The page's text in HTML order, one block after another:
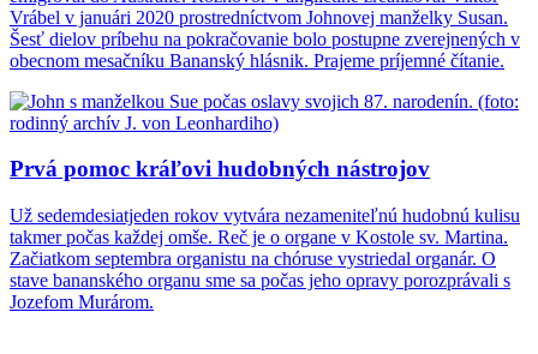
Vrábel v januári 2020 prostredníctvom Johnovej manželky Susan.
Šesť dielov príbehu na pokračovanie bolo postupne zverejnených v
obecnom mesačníku Bananský hlásnik. Prajeme príjemné čítanie.
Prvá pomoc kráľovi hudobných nástrojov
Už sedemdesiatjeden rokov vytvára nezameniteľnú hudobnú kulisu
takmer počas každej omše. Reč je o organe v Kostole sv. Martina.
Začiatkom septembra organistu na chóruse vystriedal organár. O
stave bananského organu sme sa počas jeho opravy porozprávali s
Jozefom Murárom.